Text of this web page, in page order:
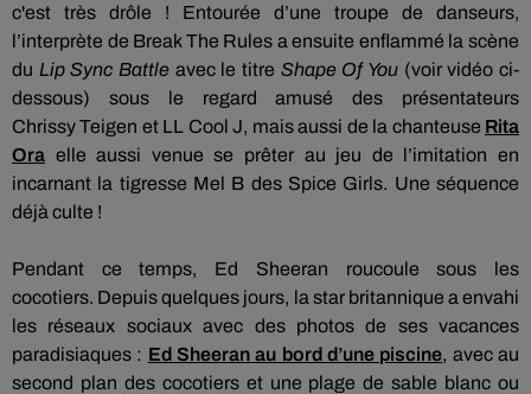
c'est très drôle !
Entourée d’une troupe de danseurs,
l’interprète de Break The Rules a ensuite enflammé la scène
du Lip Sync Battle avec le titre ShapeOf You (voir vidéo ci-
dessous)
sous le regard amusé des présentateurs
Chrissy Teigen et LL Cool J, mais aussi de la chanteuse Rita
Ora elle aussi venue se prêter au jeu de l’imitation en
incarnant la tigresse Mel B des Spice Girls. Une séquence
déjà culte !
Pendant ce temps, Ed Sheeran
roucoule sous les
cocotiers. Depuis quelques jours, la star britannique a envahi
les réseaux sociaux avec des photos de ses vacances
paradisiaques : EdSheeran au bord d’une piscine, avec au
second plan des cocotiers et une plage de sable blanc ou